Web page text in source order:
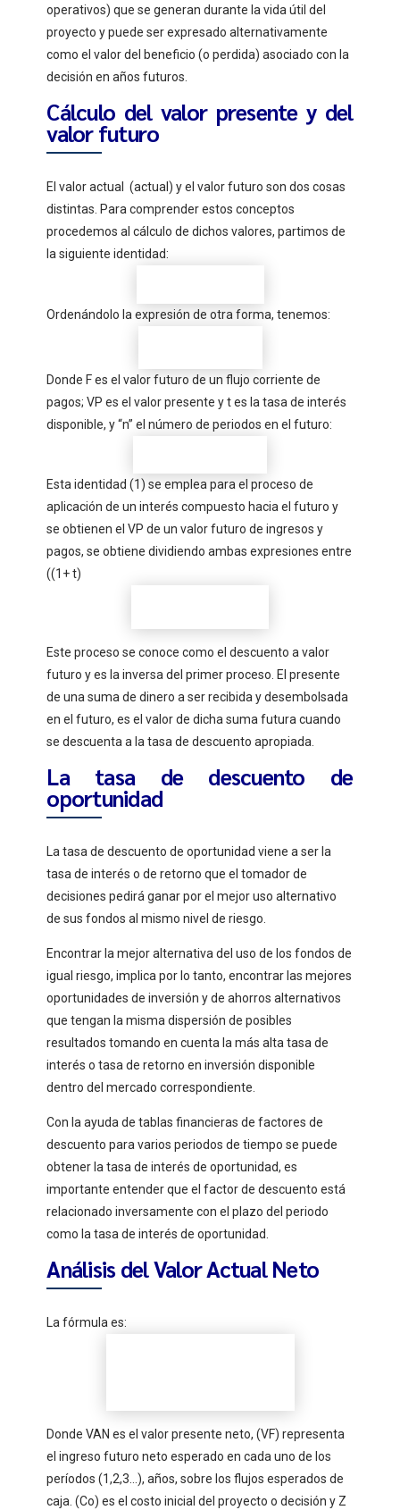
operativos) que se generan durante la vida útil del
proyecto y puede ser expresado alternativamente
como el valor del beneficio (o perdida) asociado con la
decisión en años futuros.
Cálculo del valor presente y del
valor futuro
El valor actual (actual) y el valor futuro son dos cosas
distintas. Para comprender estos conceptos
procedemos al cálculo de dichos valores, partimos de
la siguiente identidad:
Ordenándolo la expresión de otra forma, tenemos:
Donde F es el valor futuro de un flujo corriente de
pagos; VP es el valor presente y t es la tasa de interés
disponible, y “n” el número de periodos en el futuro:
Esta identidad (1) se emplea para el proceso de
aplicación de un interés compuesto hacia el futuro y
se obtienen el VP de un valor futuro de ingresos y
pagos, se obtiene dividiendo ambas expresiones entre
((1+ t)
Este proceso se conoce como el descuento a valor
futuro y es la inversa del primer proceso. El presente
de una suma de dinero a ser recibida y desembolsada
en el futuro, es el valor de dicha suma futura cuando
se descuenta a la tasa de descuento apropiada.
La tasa de descuento de
oportunidad
La tasa de descuento de oportunidad viene a ser la
tasa de interés o de retorno que el tomador de
decisiones pedirá ganar por el mejor uso alternativo
de sus fondos al mismo nivel de riesgo.
Encontrar la mejor alternativa del uso de los fondos de
igual riesgo, implica por lo tanto, encontrar las mejores
oportunidades de inversión y de ahorros alternativos
que tengan la misma dispersión de posibles
resultados tomando en cuenta la más alta tasa de
interés o tasa de retorno en inversión disponible
dentro del mercado correspondiente.
Con la ayuda de tablas financieras de factores de
descuento para varios periodos de tiempo se puede
obtener la tasa de interés de oportunidad, es
importante entender que el factor de descuento está
relacionado inversamente con el plazo del periodo
como la tasa de interés de oportunidad.
Análisis del Valor Actual Neto
La fórmula es:
Donde VAN es el valor presente neto, (VF) representa
el ingreso futuro neto esperado en cada uno de los
períodos (1,2,3…), años, sobre los flujos esperados de
caja. (Co) es el costo inicial del proyecto o decisión y Z